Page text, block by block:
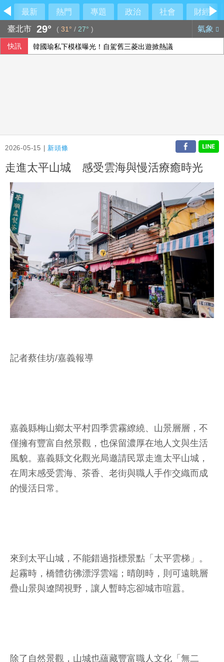
最新 熱門 專題 政治 社會
財經
臺北市 29° ( 31° / 27° ) 氣象
快訊 韓國瑜私下模樣曝光！自駕舊三菱出遊掀熱議
2026-05-15 | 新頭條
走進太平山城 感受雲海與慢活療癒時光
記者蔡佳坊/嘉義報導
嘉義縣梅山鄉太平村四季雲霧繚繞、山景層層，不
僅擁有豐富自然景觀，也保留濃厚在地人文與生活
風貌。嘉義縣文化觀光局邀請民眾走進太平山城，
在周末感受雲海、茶香、老街與職人手作交織而成
的慢活日常。
來到太平山城，不能錯過指標景點「太平雲梯」。
起霧時，橋體彷彿漂浮雲端；晴朗時，則可遠眺層
疊山景與遼闊視野，讓人暫時忘卻城市喧囂。
除了自然景觀，山城也蘊藏豐富職人文化「無二